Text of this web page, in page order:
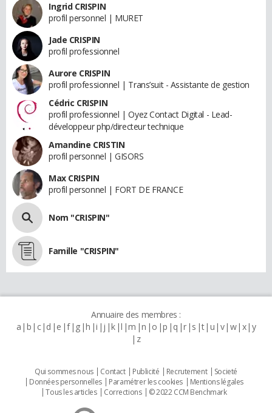
Ingrid CRISPIN
profil personnel | MURET
Jade CRISPIN
profil professionnel
Aurore CRISPIN
profil professionnel | Trans’suit - Assistante de gestion
Cédric CRISPIN
profil professionnel | Oyez Contact Digital - Lead-
développeur php/directeur technique
Amandine CRISTIN
profil personnel | GISORS
Max CRISPIN
profil personnel | FORT DE FRANCE
Nom "CRISPIN"
Famille "CRISPIN"
Annuaire des membres :
a b c d e f g h i j k l m n o p q r s t u v w x y
z
Qui sommes nous Contact Publicité Recrutement
Societé
Données personnelles
Paramétrer les cookies
Mentions légales
Tous les articles
Corrections © 2022 CCM Benchmark